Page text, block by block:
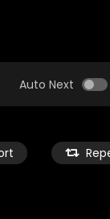
Auto Next